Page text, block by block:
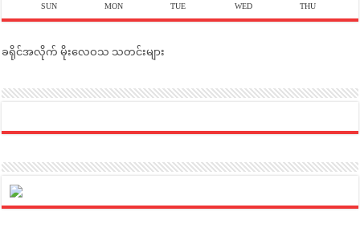
SUN MON TUE WED THU
ခရိုင်အလိုက် မိုးလေဝသ သတင်းများ